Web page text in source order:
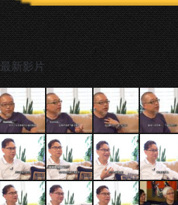
最新影片